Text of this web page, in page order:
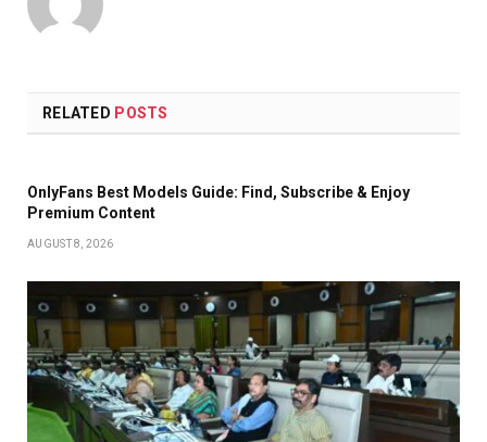
RELATED POSTS
OnlyFans Best Models Guide: Find, Subscribe & Enjoy
Premium Content
AUGUST 8, 2026